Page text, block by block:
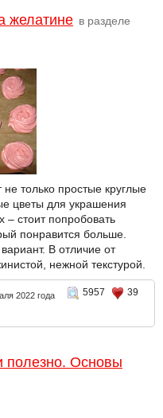
желатине в разделе
только простые круглые
цветы для украшения
стоит попробовать
понравится больше.
В отличие от
нежной текстурой.
2022 года 5957
39
полезно. Основы